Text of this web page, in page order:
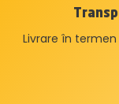
Livrare în